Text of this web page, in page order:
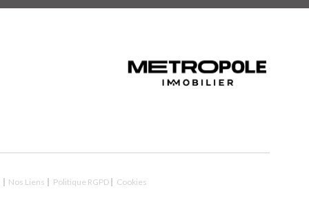
Nos Liens Politique RGPD Cookies